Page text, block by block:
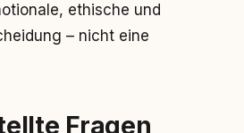
ethische und
– nicht eine
Fragen